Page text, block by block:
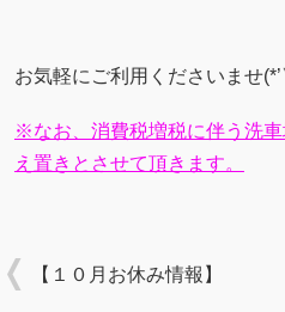
お気軽にご利用くださいませ
※なお、消費税増税に伴う洗
え置きとさせて頂きます。
【１０月お休み情報】